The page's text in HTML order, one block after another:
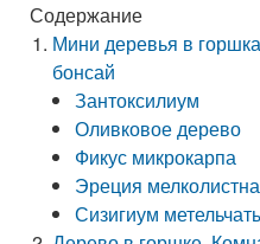
Содержание
Мини деревья в
бонсай
Зантоксилиум
Оливковое дерево
Фикус микрокарпа
Эреция
Сизигиум